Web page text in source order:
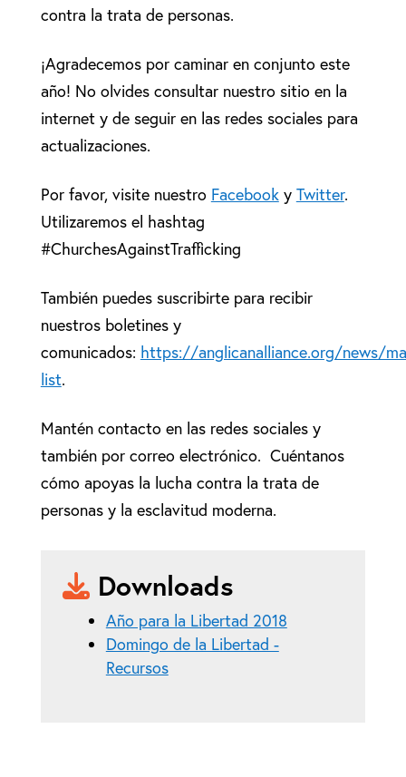
contra la trata de personas.
¡Agradecemos por caminar en conjunto este
año! No olvides consultar nuestro sitio en la
internet y de seguir en las redes sociales para
actualizaciones.
Por favor, visite nuestro Facebooky Twitter.
Utilizaremos el hashtag
#ChurchesAgainstTrafficking
También puedes suscribirte para recibir
nuestros boletines y
comunicados: https://anglicanalliance.org/news/
list.
Mantén contacto en las redes sociales y
también por correo electrónico. Cuéntanos
cómo apoyas la lucha contra la trata de
personas y la esclavitud moderna.
Downloads
Año para la Libertad 2018
Domingo de la Libertad -
Recursos